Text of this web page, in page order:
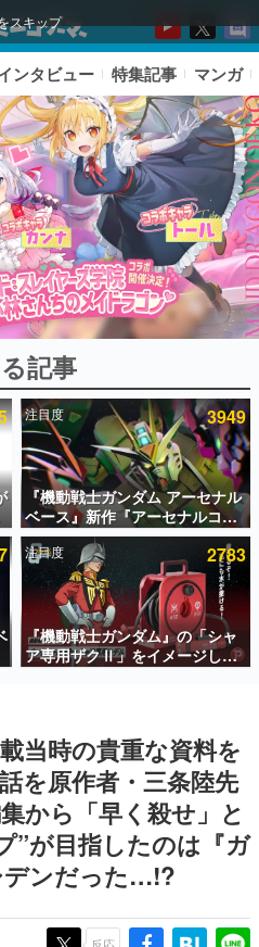
スキップ
ランキング
上！ ページビュー数万以上！ などな
まれた、電ファミ渾身の“殿堂入り”記
ターの方々に製作時のエピソードをお
いけない。『赫本』は、〈試験問題〉
ー小説集です。
ゲーム市場を担う若きクリエイター達
ンタビュー 特集記事 マンガ
記事
注目度 3949
『機動戦士ガンダム アーセナル
ベース』新作『アーセナルコマ
ンダー』発表！8月28日からオ
ープンベータテスト開催、2027
年2月下旬に稼働予定
注目度 2783
『機動戦士ガンダム』の「シャ
ア専用ザクⅡ」をイメージした
散水ホースリールが予約開始。
ム、型式番号などを配置
当時の貴重な資料を
を原作者・三条陸先
から「早く殺せ」と
”が目指したのは『ガ
デンだった…!?